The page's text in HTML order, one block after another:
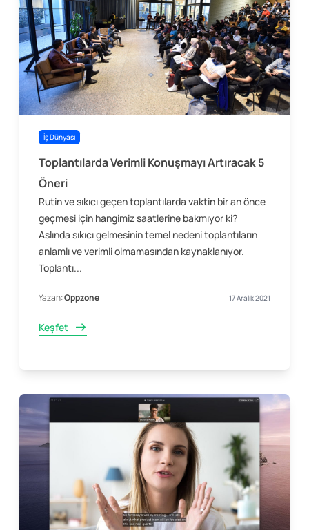
İş Dünyası
Toplantılarda Verimli Konuşmayı Artıracak 5
Öneri
Rutin ve sıkıcı geçen toplantılarda vaktin bir an önce
geçmesi için hangimiz saatlerine bakmıyor ki?
Aslında sıkıcı gelmesinin temel nedeni toplantıların
anlamlı ve verimli olmamasından kaynaklanıyor.
Toplantı...
Yazan:Oppzone 17 Aralık 2021
Keşfet